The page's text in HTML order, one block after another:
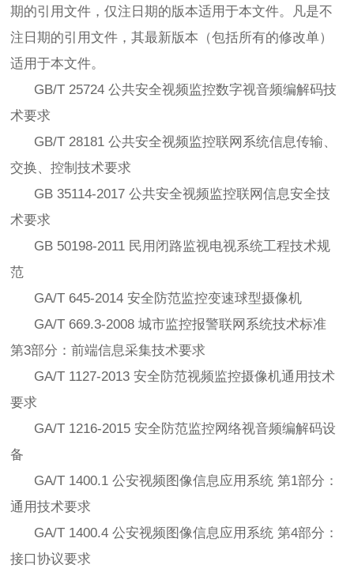
期的引用文件，仅注日期的版本适用于本文件。凡是不
注日期的引用文件，其最新版本（包括所有的修改单）
适用于本文件。
GB/T 25724 公共安全视频监控数字视音频编解码技
术要求
GB/T 28181 公共安全视频监控联网系统信息传输、
交换、控制技术要求
GB 35114-2017 公共安全视频监控联网信息安全技
术要求
GB 50198-2011 民用闭路监视电视系统工程技术规
范
GA/T 645-2014 安全防范监控变速球型摄像机
GA/T 669.3-2008 城市监控报警联网系统技术标准
第3部分：前端信息采集技术要求
GA/T 1127-2013 安全防范视频监控摄像机通用技术
要求
GA/T 1216-2015 安全防范监控网络视音频编解码设
备
GA/T 1400.1 公安视频图像信息应用系统 第1部分：
通用技术要求
GA/T 1400.4 公安视频图像信息应用系统 第4部分：
接口协议要求